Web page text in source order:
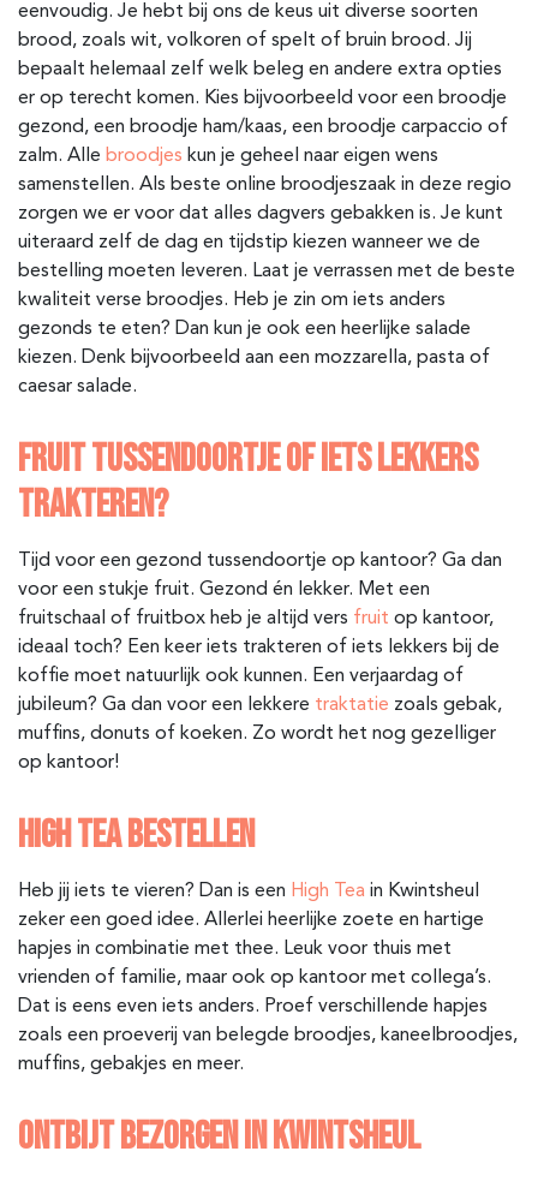
eenvoudig. Je hebt bij ons de keus uit diverse soorten
brood, zoals wit, volkoren of spelt of bruin brood. Jij
bepaalt helemaal zelf welk beleg en andere extra opties
er op terecht komen. Kies bijvoorbeeld voor een broodje
gezond, een broodje ham/kaas, een broodje carpaccio of
zalm. Alle broodjes kun je geheel naar eigen wens
samenstellen. Als beste online broodjeszaak in deze regio
zorgen we er voor dat alles dagvers gebakken is. Je kunt
uiteraard zelf de dag en tijdstip kiezen wanneer we de
bestelling moeten leveren. Laat je verrassen met de beste
kwaliteit verse broodjes. Heb je zin om iets anders
gezonds te eten? Dan kun je ook een heerlijke salade
kiezen. Denk bijvoorbeeld aan een mozzarella, pasta of
caesar salade.
FRUIT TUSSENDOORTJE OF IETS LEKKERS
TRAKTEREN?
Tijd voor een gezond tussendoortje op kantoor? Ga dan
voor een stukje fruit. Gezond én lekker. Met een
fruitschaal of fruitbox heb je altijd vers fruit op kantoor,
ideaal toch? Een keer iets trakteren of iets lekkers bij de
koffie moet natuurlijk ook kunnen. Een verjaardag of
jubileum? Ga dan voor een lekkere traktatie zoals gebak,
muffins, donuts of koeken. Zo wordt het nog gezelliger
op kantoor!
HIGH TEA BESTELLEN
Heb jij iets te vieren? Dan is een High Tea in Kwintsheul
zeker een goed idee. Allerlei heerlijke zoete en hartige
hapjes in combinatie met thee. Leuk voor thuis met
vrienden of familie, maar ook op kantoor met collega’s.
Dat is eens even iets anders. Proef verschillende hapjes
zoals een proeverij van belegde broodjes, kaneelbroodjes,
muffins, gebakjes en meer.
ONTBIJT BEZORGEN IN KWINTSHEUL